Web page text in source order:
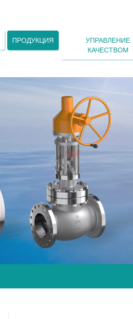
ПРОДУКЦИЯ
УПРАВЛЕНИЕ
КАЧЕСТВОМ